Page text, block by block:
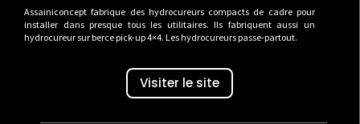
Assainiconcept fabrique des hydrocureurs compacts de cadre pour
installer dans presque tous les utilitaires. Ils fabriquent aussi un
hydrocureur sur berce pick-up 4×4. Les hydrocureurs passe-partout.
Visiter le site